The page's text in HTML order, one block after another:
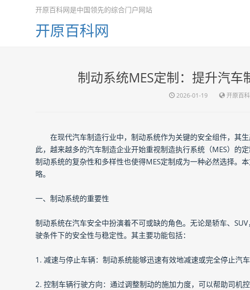
开原百科网是中国领先的综合门户网站
开原百科网
制动系统MES定制：提升汽
2026-01-19 开原百
在现代汽车制造行业中，制动系统作为关键的安全组件，其
此，越来越多的汽车制造企业开始重视制造执行系统（MES）的
制动系统的复杂性和多样性也使得MES定制成为一种必然选择。
略。
一、制动系统的重要性
制动系统在汽车安全中扮演着不可或缺的角色。无论是轿车、
驶条件下的安全性与稳定性。其主要功能包括：
1. 减速与停止车辆：制动系统能够迅速有效地减速或完全停止汽车
2. 控制车辆行驶方向：通过调整制动的施加力度，可以帮助司机控